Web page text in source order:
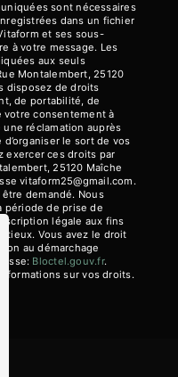
sont nécessaires
dans un fichier
et ses sous-
à votre message. Les
aux seuls
Montalembert, 25120
disposez de droits
de portabilité, de
votre consentement à
réclamation auprès
le sort de vos
exercer ces droits par
25120 Maîche
vitaform25@gmail.com.
demandé. Nous
période de prise de
légale aux fins
Vous avez le droit
au démarchage
Bloctel.gouv.fr.
sur vos droits.